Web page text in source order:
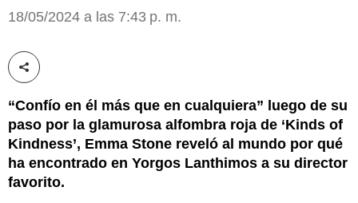
18/05/2024 a las 7:43 p. m.
Compartir esta noticia
“Confío en él más que en cualquiera” luego de su
paso por la glamurosa alfombra roja de ‘Kinds of
Kindness’, Emma Stone reveló al mundo por qué
ha encontrado en Yorgos Lanthimos a su director
favorito.